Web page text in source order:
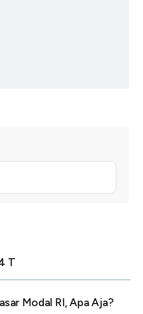
T
Modal RI, Apa Aja?